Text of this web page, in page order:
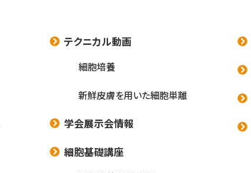
テクニカル動画
細胞培養
新鮮皮膚を用いた細胞単離
学会展示会情報
細胞基礎講座